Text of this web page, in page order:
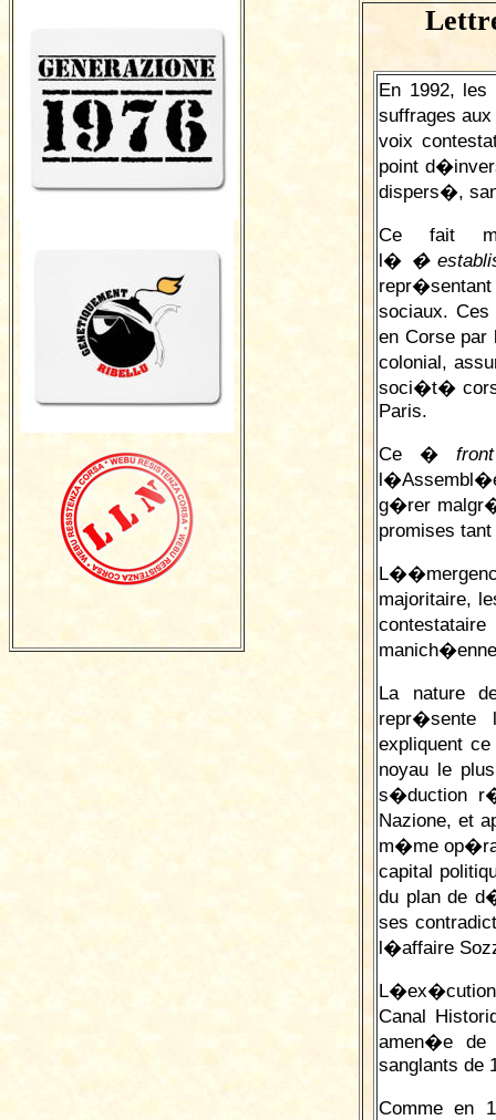
En 1992,
suffrages
voix
point
dispers�,
Ce fait
l� �
sociaux.
en Corse
colonial,
soci�t�
Paris.
Ce �
g�rer
promises
majoritaire,
La nature
repr�sente
expliquent
noyau le
s�duction
Nazione, et
m�me
capital
du plan de
ses
l�affaire
L�ex�cution
Canal
amen�e de
sanglants de
Comme en